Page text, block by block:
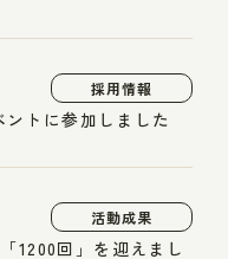
採用情報
トに参加しました
活動成果
1200回」を迎えまし